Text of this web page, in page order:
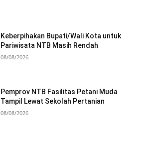
Keberpihakan Bupati/Wali Kota untuk
Pariwisata NTB Masih Rendah
08/08/2026
Pemprov NTB Fasilitas Petani Muda
Tampil Lewat Sekolah Pertanian
08/08/2026